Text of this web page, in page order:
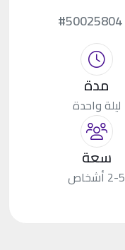
#50025804
مدة
ليلة واحدة
سعة
2-5 أشخاص